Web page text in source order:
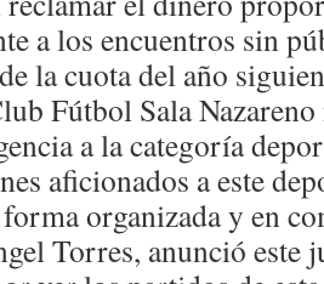
a los encuentros sin
la cuota del año
Fútbol Sala Nazareno
a la categoría
aficionados a este
organizada y en
Torres, anunció este